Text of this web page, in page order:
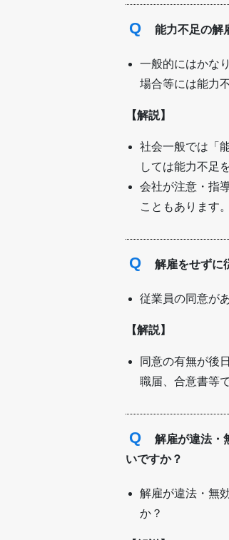
Q 能力不足の解
一般的にはかな
場合等には能力
【解説】
社会一般では「
しては能力不足
会社が注意・指
こともあります
Q 解雇をせずに
従業員の同意が
【解説】
同意の有無が後
職届、合意書等
Q
解雇が違法・
いですか？
解雇が違法・無
か？